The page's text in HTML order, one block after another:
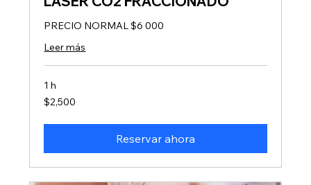
PRECIO NORMAL $6 000
Leer más
1 h
2,500
pesos
$2,500
Reservar ahora